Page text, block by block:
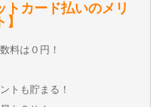
トカード払いのメリ
】
料は０円！
トも貯まる！